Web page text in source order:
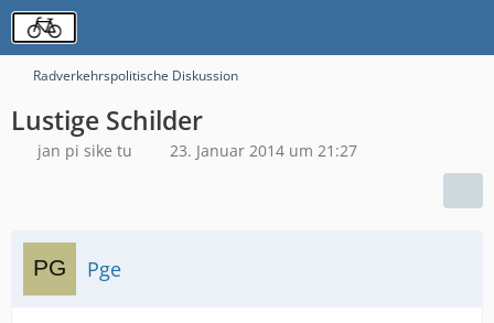
Radverkehrspolitische Diskussion
Lustige Schilder
jan pi sike tu 23. Januar 2014 um 21:27
Pge